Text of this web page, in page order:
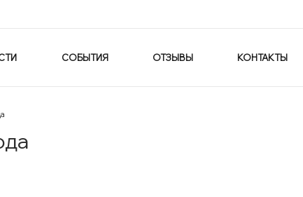
СОБЫТИЯ ОТЗЫВЫ КОНТАКТЫ